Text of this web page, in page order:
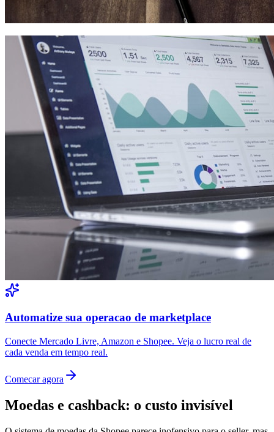
Automatize sua operacao de marketplace
Conecte Mercado Livre, Amazon e Shopee. Veja o lucro real de
cada venda em tempo real.
Comecar agora
Moedas e cashback: o custo invisível